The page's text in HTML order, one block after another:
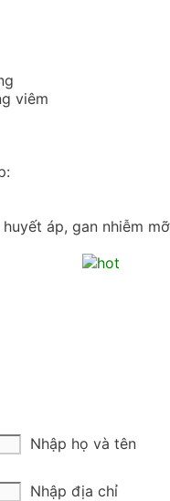
viêm
áp, gan nhiễm
Nhập họ và tên
Nhập địa chỉ